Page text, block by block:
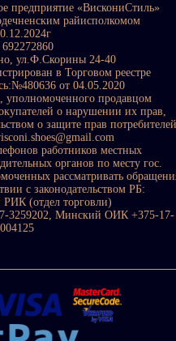
предприятие «ВискониСтиль»
райисполкомом
ул.Ф.Скорины 24-40
в Торговом реестре
от 04.05.2020
уполномоченного продавцом
о нарушении их прав,
о защите прав потребителей
работников местных
органов по месту гос.
рассматривать
с законодательством РБ:
(отдел торговли)
3259202, Минский ОИК +375-17-